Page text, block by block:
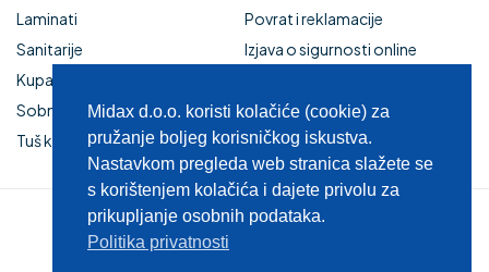
Laminati
Sanitarije
Kupaonski namještaj
Sobna vrata
Tuš kabine i kade
Povrat i reklamacije
Izjava o sigurnosti online
Kupaonski namještaj
Zaštita privatnosti
© 2025 MIDAX d.o.o.
Midax d.o.o. koristi kolačiće (cookie) za
pružanje boljeg korisničkog iskustva.
Nastavkom pregleda web stranica slažete se
s korištenjem kolačića i dajete privolu za
prikupljanje osobnih podataka.
Politika privatnosti